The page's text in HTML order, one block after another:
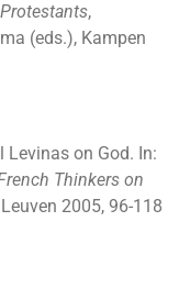
,
(eds.), Kampen
Levinas on God. In:
Thinkers on
2005, 96-118